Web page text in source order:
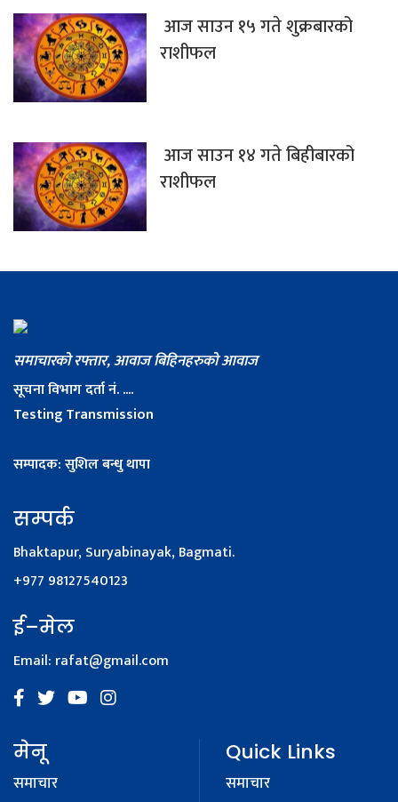
आज साउन १५ गते शुक्रबारको
राशीफल
आज साउन १४ गते बिहीबारको
राशीफल
समाचारको रफ्तार, आवाज बिहिनहरुको आवाज
सूचना विभाग दर्ता नं. ....
Testing Transmission
सम्पादक: सुशिल बन्धु थापा
सम्पर्क
Bhaktapur, Suryabinayak, Bagmati.
+977 98127540123
ई–मेल
Email: rafat@gmail.com
मेनू
समाचार
Quick Links
समाचार